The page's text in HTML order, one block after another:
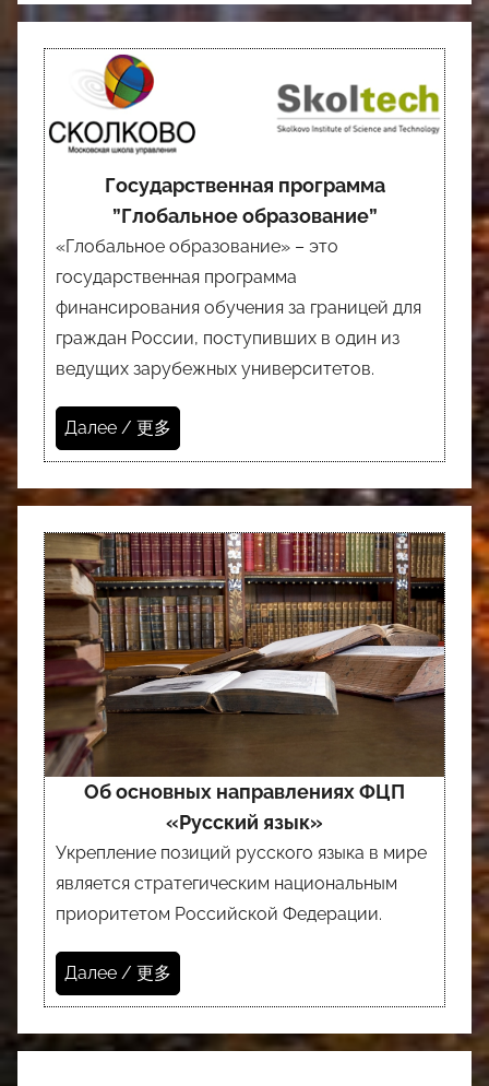
Государственная программа
”Глобальное образование”
«Глобальное образование» – это
государственная программа
финансирования обучения за границей для
граждан России, поступивших в один из
ведущих зарубежных университетов.
Далее / 更多
Об основных направлениях ФЦП
«Русский язык»
Укрепление позиций русского языка в мире
является стратегическим национальным
приоритетом Российской Федерации.
Далее / 更多